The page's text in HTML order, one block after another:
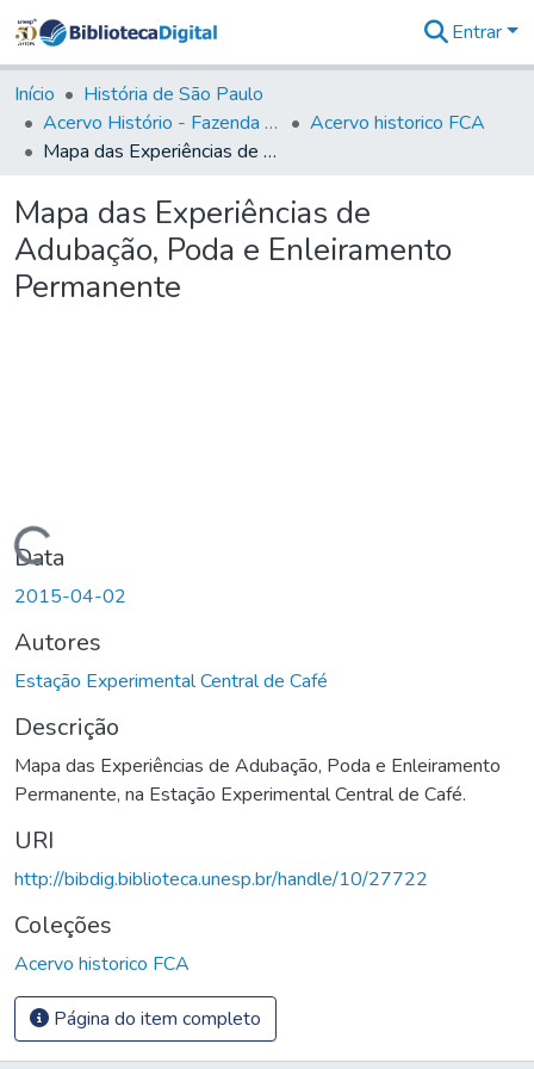
&
Coleções
Tudo na
Biblioteca
Estatísticas
Entrar
Início
História de São Paulo
Acervo Histório - Fazenda Lageado
Acervo historico FCA
Mapa das Experiências de Adubação, Poda e Enleiramento Permanente
Mapa das Experiências de
Adubação, Poda e Enleiramento
Permanente
Carregando...
Data
2015-04-02
Autores
Estação Experimental Central de Café
Descrição
Mapa das Experiências de Adubação, Poda e Enleiramento
Permanente, na Estação Experimental Central de Café.
URI
http://bibdig.biblioteca.unesp.br/handle/10/27722
Coleções
Acervo historico FCA
Página do item completo